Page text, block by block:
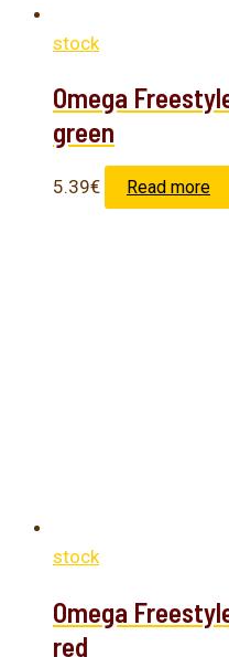
stock
Omega
green
5.39€ Read more
stock
Omega
red